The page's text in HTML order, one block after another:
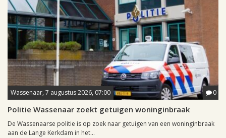
Wassenaar, 7 augustus 2026, 07:00 0
Politie Wassenaar zoekt getuigen woninginbraak
De Wassenaarse politie is op zoek naar getuigen van een woninginbraak
aan de Lange Kerkdam in het...